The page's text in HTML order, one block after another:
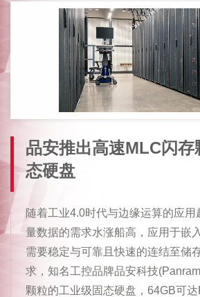
品安推出高速MLC闪存
态硬盘
随着工业4.0时代与边缘运算的应
量数据的需求水涨船高，应用于嵌
需要稳定与可靠且快速的连结至储
求，知名工控品牌品安科技
颗粒的工业级固态硬盘，64GB可